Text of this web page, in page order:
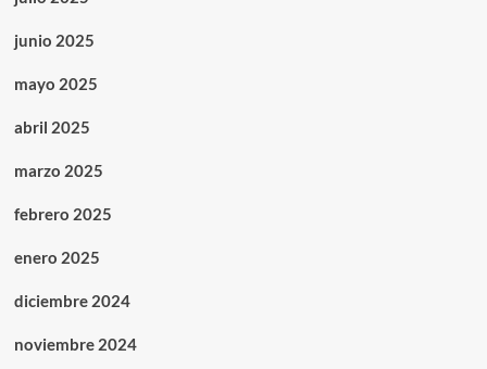
junio 2025
mayo 2025
abril 2025
marzo 2025
febrero 2025
enero 2025
diciembre 2024
noviembre 2024